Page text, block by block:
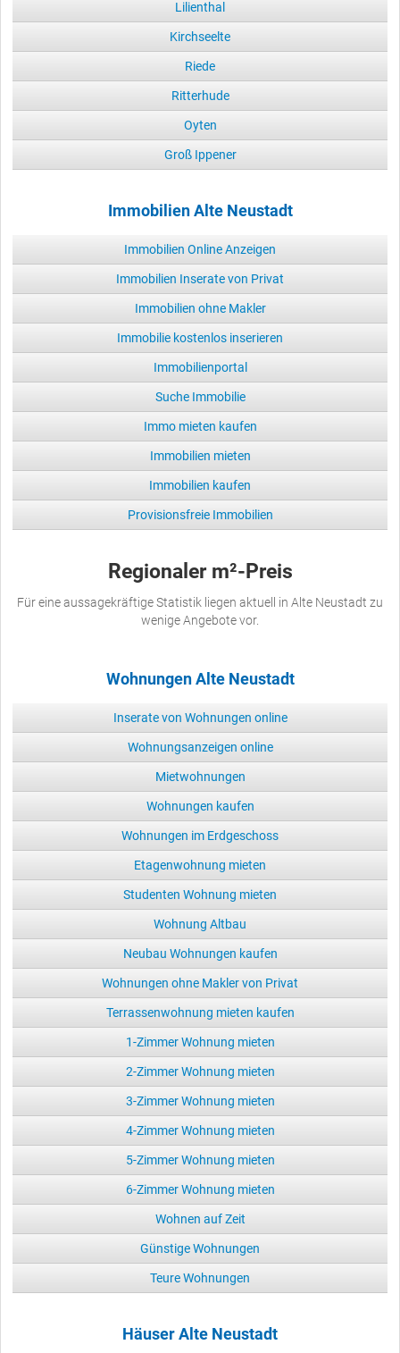
Lilienthal
Kirchseelte
Riede
Ritterhude
Oyten
Groß Ippener
Immobilien Alte Neustadt
Immobilien Online Anzeigen
Immobilien Inserate von Privat
Immobilien ohne Makler
Immobilie kostenlos inserieren
Immobilienportal
Suche Immobilie
Immo mieten kaufen
Immobilien mieten
Immobilien kaufen
Provisionsfreie Immobilien
Regionaler m²-Preis
Für eine aussagekräftige Statistik liegen aktuell in Alte Neustadt zu
wenige Angebote vor.
Wohnungen Alte Neustadt
Inserate von Wohnungen online
Wohnungsanzeigen online
Mietwohnungen
Wohnungen kaufen
Wohnungen im Erdgeschoss
Etagenwohnung mieten
Studenten Wohnung mieten
Wohnung Altbau
Neubau Wohnungen kaufen
Wohnungen ohne Makler von Privat
Terrassenwohnung mieten kaufen
1-Zimmer Wohnung mieten
2-Zimmer Wohnung mieten
3-Zimmer Wohnung mieten
4-Zimmer Wohnung mieten
5-Zimmer Wohnung mieten
6-Zimmer Wohnung mieten
Wohnen auf Zeit
Günstige Wohnungen
Teure Wohnungen
Häuser Alte Neustadt